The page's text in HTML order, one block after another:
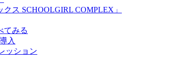
ス SCHOOLGIRL COMPLEX」
てみる
入
ッション